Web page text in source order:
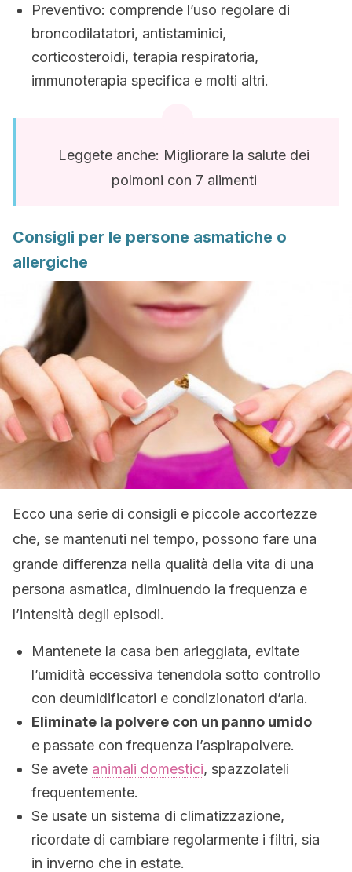
Preventivo: comprende l’uso regolare di
broncodilatatori, antistaminici,
corticosteroidi, terapia respiratoria,
immunoterapia specifica e molti altri.
Leggete anche: Migliorare la salute dei
polmoni con 7 alimenti
Consigli per le persone asmatiche o
allergiche
Ecco una serie di consigli e piccole accortezze
che, se mantenuti nel tempo, possono fare una
grande differenza nella qualità della vita di una
persona asmatica, diminuendo la frequenza e
l’intensità degli episodi.
Mantenete la casa ben arieggiata, evitate
l’umidità eccessiva tenendola sotto controllo
con deumidificatori e condizionatori d’aria.
Eliminate la polvere con un panno umido
e passate con frequenza l’aspirapolvere.
Se avete animali domestici, spazzolateli
frequentemente.
Se usate un sistema di climatizzazione,
ricordate di cambiare regolarmente i filtri, sia
in inverno che in estate.